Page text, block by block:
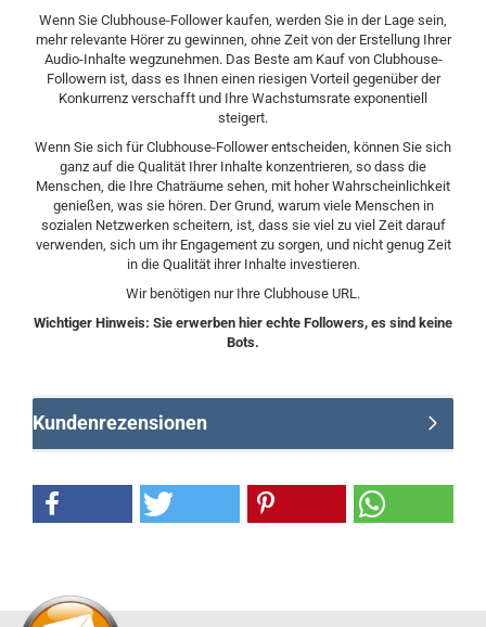
Wenn Sie Clubhouse-Follower kaufen, werden Sie in der Lage sein,
mehr relevante Hörer zu gewinnen, ohne Zeit von der Erstellung Ihrer
Audio-Inhalte wegzunehmen. Das Beste am Kauf von Clubhouse-
Followern ist, dass es Ihnen einen riesigen Vorteil gegenüber der
Konkurrenz verschafft und Ihre Wachstumsrate exponentiell
steigert.
Wenn Sie sich für Clubhouse-Follower entscheiden, können Sie sich
ganz auf die Qualität Ihrer Inhalte konzentrieren, so dass die
Menschen, die Ihre Chaträume sehen, mit hoher Wahrscheinlichkeit
genießen, was sie hören. Der Grund, warum viele Menschen in
sozialen Netzwerken scheitern, ist, dass sie viel zu viel Zeit darauf
verwenden, sich um ihr Engagement zu sorgen, und nicht genug Zeit
in die Qualität ihrer Inhalte investieren.
Wir benötigen nur Ihre Clubhouse URL.
Wichtiger Hinweis: Sie erwerben hier echte Followers, es sind keine
Bots.
Kundenrezensionen